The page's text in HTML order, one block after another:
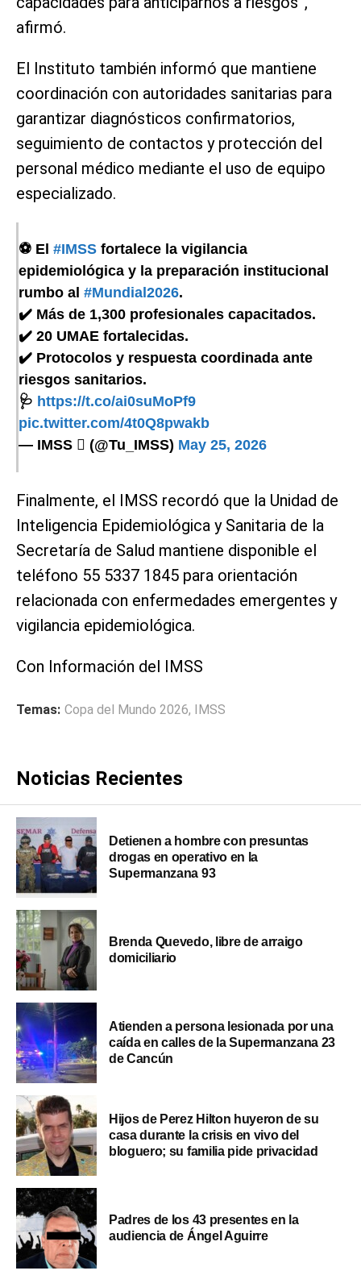
afirmó.
El Instituto también informó que mantiene
coordinación con autoridades sanitarias para
garantizar diagnósticos confirmatorios,
seguimiento de contactos y protección del
personal médico mediante el uso de equipo
especializado.
⚽ El #IMSS fortalece la vigilancia
epidemiológica y la preparación institucional
rumbo al #Mundial2026.
✔️ Más de 1,300 profesionales capacitados.
✔️ 20 UMAE fortalecidas.
✔️ Protocolos y respuesta coordinada ante
riesgos sanitarios.
🩺 https://t.co/ai0suMoPf9
pic.twitter.com/4t0Q8pwakb
— IMSS  (@Tu_IMSS) May 25, 2026
Finalmente, el IMSS recordó que la Unidad de
Inteligencia Epidemiológica y Sanitaria de la
Secretaría de Salud mantiene disponible el
teléfono 55 5337 1845 para orientación
relacionada con enfermedades emergentes y
vigilancia epidemiológica.
Con Información del IMSS
Temas: Copa del Mundo 2026, IMSS
Noticias Recientes
Detienen a hombre con presuntas
drogas en operativo en la
Supermanzana 93
Brenda Quevedo, libre de arraigo
domiciliario
Atienden a persona lesionada por una
caída en calles de la Supermanzana 23
de Cancún
Hijos de Perez Hilton huyeron de su
casa durante la crisis en vivo del
bloguero; su familia pide privacidad
Padres de los 43 presentes en la
audiencia de Ángel Aguirre